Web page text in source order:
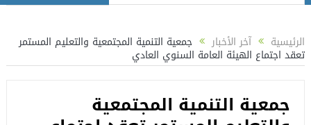
الرئيسية آخر الأخبار جمعية التنمية المجتمعية والتعليم المستمر
تعقد اجتماع الهيئة العامة السنوي العادي
جمعية التنمية المجتمعية